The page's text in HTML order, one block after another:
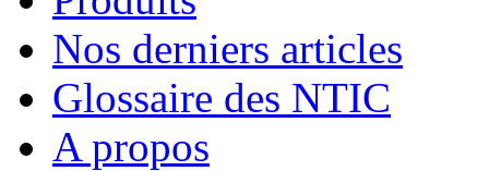
Nos derniers articles
Glossaire des NTIC
A propos